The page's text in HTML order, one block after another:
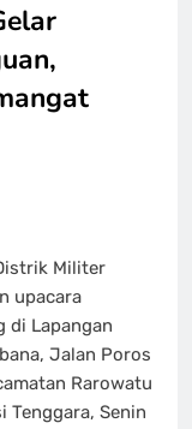
Militer
upacara
di Lapangan
Jalan Poros
Rarowatu
Tenggara, Senin